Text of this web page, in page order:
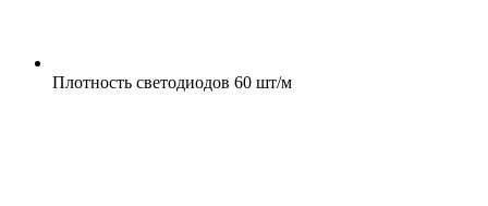
Плотность светодиодов 60 шт/м